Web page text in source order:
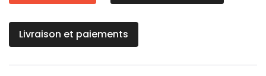
Livraison et paiements